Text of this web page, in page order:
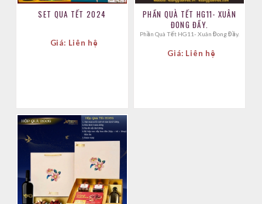
SET QUA TẾT 2024
Giá: Liên hệ
PHẦN QUÀ TẾT HG11- XUÂN
ĐONG ĐẦY.
Phần Quà Tết HG11- Xuân Đong Đầy.
Giá: Liên hệ